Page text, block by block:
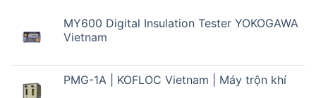
MY600 Digital Insulation Tester YOKOGAWA
Vietnam
PMG-1A | KOFLOC Vietnam | Máy trộn khí